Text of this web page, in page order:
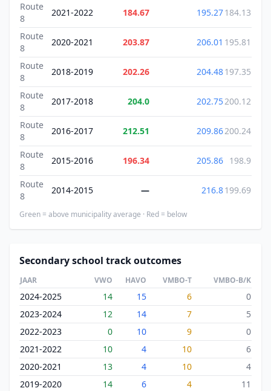
Route
8
2021-2022 184.67 195.27184.13
Route
8
2020-2021 203.87 206.01 195.81
Route
8
2018-2019 202.26 204.48197.35
Route
8
2017-2018 204.0 202.75200.12
Route
8
2016-2017 212.51 209.86200.24
Route
8
2015-2016 196.34 205.86 198.9
Route
8
2014-2015 — 216.8199.69
Green = above municipality average · Red = below
Secondary school track outcomes
JAAR VWO HAVO VMBO-T VMBO-B/K
2024-2025 14 15 6
0
2023-2024
12 14 7
5
2022-2023
0 10 9
0
2021-2022
10 4 10
6
2020-2021
13 4 10
4
2019-2020
14 6 4 11